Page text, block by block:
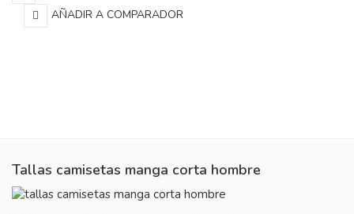
AÑADIR A COMPARADOR
Tallas camisetas manga corta hombre